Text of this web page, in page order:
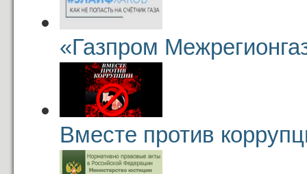
«Газпром
Вместе против